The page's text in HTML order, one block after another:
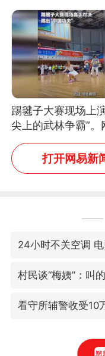
燃香烟 当事人：已
处理
踢毽子大赛现场上
尖上的武林争霸”。
友：这哪是踢毽子
是武侠片现场！#
觉
打开网易新